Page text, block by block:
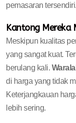
pemasaran tersendiri.
Kantong Mereka
Meskipun kualitas
yang sangat kuat.
berulang kali.
di harga yang tidak
Keterjangkauan
lebih sering.